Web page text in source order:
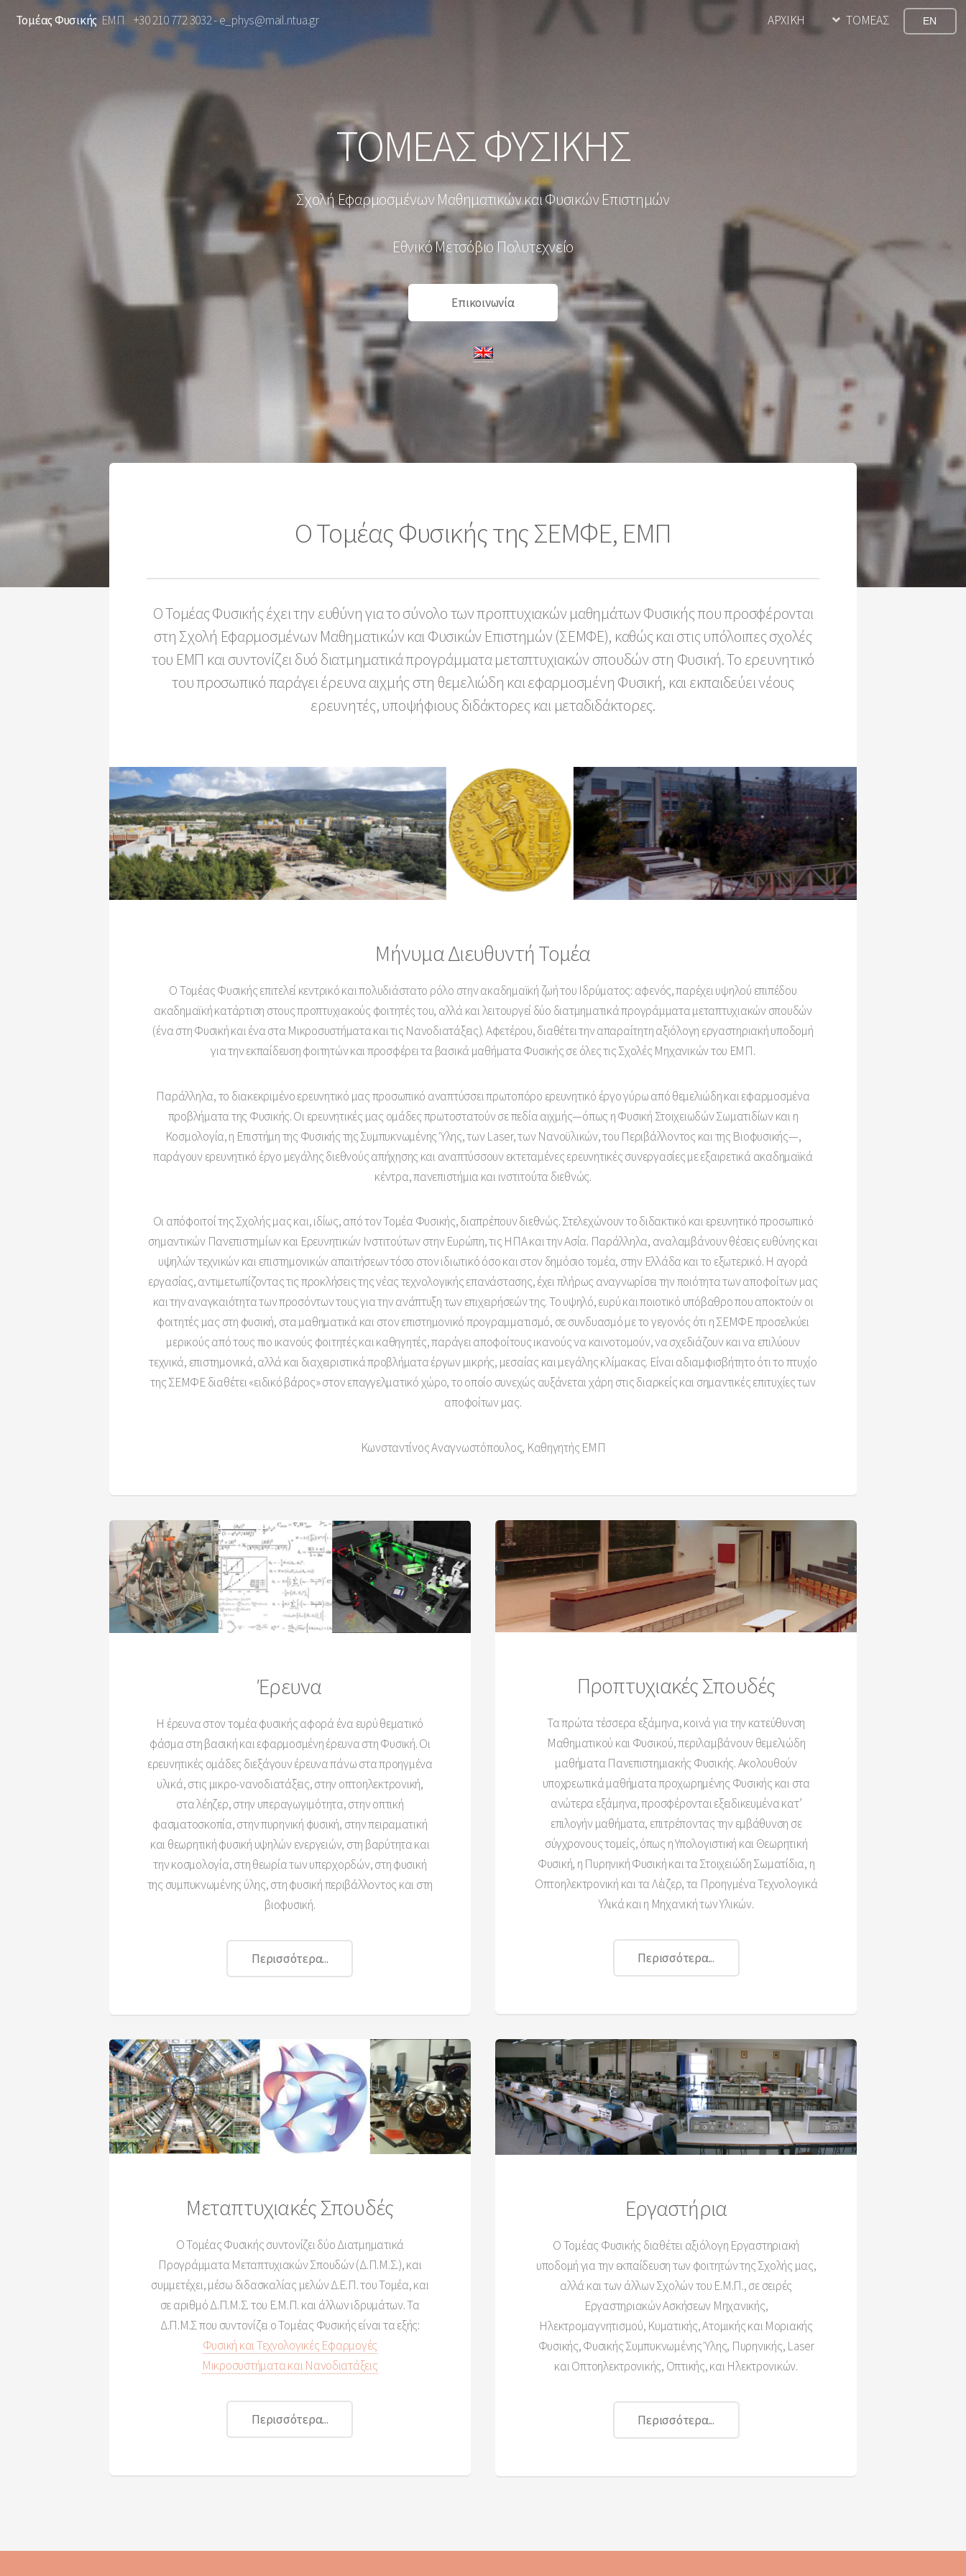
Τομέας ΦυσικήςΕΜΠ +30 210 772 3032 - e_phys@mail.ntua.gr ΑΡΧΙΚΗ ΤΟΜΕΑΣ EN
ΤΟΜΕΑΣ ΦΥΣΙΚΗΣ
Σχολή Εφαρμοσμένων Μαθηματικών και Φυσικών Επιστημών
Εθνικό Μετσόβιο Πολυτεχνείο
Επικοινωνία
Ο Τομέας Φυσικής της ΣΕΜΦΕ, ΕΜΠ
Ο Τομέας Φυσικής έχει την ευθύνη για το σύνολο των προπτυχιακών μαθημάτων Φυσικής που προσφέρονται
στη Σχολή Εφαρμοσμένων Μαθηματικών και Φυσικών Επιστημών (ΣΕΜΦΕ), καθώς και στις υπόλοιπες σχολές
του ΕΜΠ και συντονίζει δυό διατμηματικά προγράμματα μεταπτυχιακών σπουδών στη Φυσική. Το ερευνητικό
του προσωπικό παράγει έρευνα αιχμής στη θεμελιώδη και εφαρμοσμένη Φυσική, και εκπαιδεύει νέους
ερευνητές, υποψήφιους διδάκτορες και μεταδιδάκτορες.
Μήνυμα Διευθυντή Τομέα
Ο Τομέας Φυσικής επιτελεί κεντρικό και πολυδιάστατο ρόλο στην ακαδημαϊκή ζωή του Ιδρύματος: αφενός, παρέχει υψηλού επιπέδου
ακαδημαϊκή κατάρτιση στους προπτυχιακούς φοιτητές του, αλλά και λειτουργεί δύο διατμηματικά προγράμματα μεταπτυχιακών σπουδών
(ένα στη Φυσική και ένα στα Μικροσυστήματα και τις Νανοδιατάξεις). Αφετέρου, διαθέτει την απαραίτητη αξιόλογη εργαστηριακή υποδομή
για την εκπαίδευση φοιτητών και προσφέρει τα βασικά μαθήματα Φυσικής σε όλες τις Σχολές Μηχανικών του ΕΜΠ.
Παράλληλα, το διακεκριμένο ερευνητικό μας προσωπικό αναπτύσσει πρωτοπόρο ερευνητικό έργο γύρω από θεμελιώδη και εφαρμοσμένα
προβλήματα της Φυσικής. Οι ερευνητικές μας ομάδες πρωτοστατούν σε πεδία αιχμής—όπως η Φυσική Στοιχειωδών Σωματιδίων και η
Κοσμολογία, η Επιστήμη της Φυσικής της Συμπυκνωμένης Ύλης, των Laser, των Νανοϋλικών, του Περιβάλλοντος και της Βιοφυσικής—,
παράγουν ερευνητικό έργο μεγάλης διεθνούς απήχησης και αναπτύσσουν εκτεταμένες ερευνητικές συνεργασίες με εξαιρετικά ακαδημαϊκά
κέντρα, πανεπιστήμια και ινστιτούτα διεθνώς.
Οι απόφοιτοί της Σχολής μας και, ιδίως, από τον Τομέα Φυσικής, διαπρέπουν διεθνώς. Στελεχώνουν το διδακτικό και ερευνητικό προσωπικό
σημαντικών Πανεπιστημίων και Ερευνητικών Ινστιτούτων στην Ευρώπη, τις ΗΠΑ και την Ασία. Παράλληλα, αναλαμβάνουν θέσεις ευθύνης και
υψηλών τεχνικών και επιστημονικών απαιτήσεων τόσο στον ιδιωτικό όσο και στον δημόσιο τομέα, στην Ελλάδα και το εξωτερικό. Η αγορά
εργασίας, αντιμετωπίζοντας τις προκλήσεις της νέας τεχνολογικής επανάστασης, έχει πλήρως αναγνωρίσει την ποιότητα των αποφοίτων μας
και την αναγκαιότητα των προσόντων τους για την ανάπτυξη των επιχειρήσεών της. Το υψηλό, ευρύ και ποιοτικό υπόβαθρο που αποκτούν οι
φοιτητές μας στη φυσική, στα μαθηματικά και στον επιστημονικό προγραμματισμό, σε συνδυασμό με το γεγονός ότι η ΣΕΜΦΕ προσελκύει
μερικούς από τους πιο ικανούς φοιτητές και καθηγητές, παράγει αποφοίτους ικανούς να καινοτομούν, να σχεδιάζουν και να επιλύουν
τεχνικά, επιστημονικά, αλλά και διαχειριστικά προβλήματα έργων μικρής, μεσαίας και μεγάλης κλίμακας. Είναι αδιαμφισβήτητο ότι το πτυχίο
της ΣΕΜΦΕ διαθέτει «ειδικό βάρος» στον επαγγελματικό χώρο, το οποίο συνεχώς αυξάνεται χάρη στις διαρκείς και σημαντικές επιτυχίες των
αποφοίτων μας.
Κωνσταντίνος Αναγνωστόπουλος, Καθηγητής ΕΜΠ
Έρευνα
Η έρευνα στον τομέα φυσικής αφορά ένα ευρύ θεματικό
φάσμα στη βασική και εφαρμοσμένη έρευνα στη Φυσική. Οι
ερευνητικές ομάδες διεξάγουν έρευνα πάνω στα προηγμένα
υλικά, στις μικρο-νανοδιατάξεις, στην οπτοηλεκτρονική,
στα λέηζερ, στην υπεραγωγιμότητα, στην οπτική
φασματοσκοπία, στην πυρηνική φυσική, στην πειραματική
και θεωρητική φυσική υψηλών ενεργειών, στη βαρύτητα και
την κοσμολογία, στη θεωρία των υπερχορδών, στη φυσική
της συμπυκνωμένης ύλης, στη φυσική περιβάλλοντος και στη
βιοφυσική.
Περισσότερα...
Προπτυχιακές Σπουδές
Τα πρώτα τέσσερα εξάμηνα, κοινά για την κατεύθυνση
Μαθηματικού και Φυσικού, περιλαμβάνουν θεμελιώδη
μαθήματα Πανεπιστημιακής Φυσικής. Ακολουθούν
υποχρεωτικά μαθήματα προχωρημένης Φυσικής και στα
ανώτερα εξάμηνα, προσφέρονται εξειδικευμένα κατ’
επιλογήν μαθήματα, επιτρέποντας την εμβάθυνση σε
σύγχρονους τομείς, όπως η Υπολογιστική και Θεωρητική
Φυσική, η Πυρηνική Φυσική και τα Στοιχειώδη Σωματίδια, η
Οπτοηλεκτρονική και τα Λέιζερ, τα Προηγμένα Τεχνολογικά
Υλικά και η Μηχανική των Υλικών.
Περισσότερα...
Μεταπτυχιακές Σπουδές
Ο Τομέας Φυσικής συντονίζει δύο Διατμηματικά
Προγράμματα Μεταπτυχιακών Σπουδών (Δ.Π.Μ.Σ.), και
συμμετέχει, μέσω διδασκαλίας μελών Δ.Ε.Π. του Τομέα, και
σε αριθμό Δ.Π.Μ.Σ. του Ε.Μ.Π. και άλλων ιδρυμάτων. Τα
Δ.Π.Μ.Σ που συντονίζει ο Τομέας Φυσικής είναι τα εξής:
Φυσική και Τεχνολογικές Εφαρμογές
Μικροσυστήματα και Νανοδιατάξεις
Περισσότερα...
Εργαστήρια
O Τομέας Φυσικής διαθέτει αξιόλογη Εργαστηριακή
υποδομή για την εκπαίδευση των φοιτητών της Σχολής μας,
αλλά και των άλλων Σχολών του Ε.Μ.Π., σε σειρές
Εργαστηριακών Ασκήσεων Μηχανικής,
Ηλεκτρομαγνητισμού, Κυματικής, Ατομικής και Μοριακής
Φυσικής, Φυσικής Συμπυκνωμένης Ύλης, Πυρηνικής, Laser
και Οπτοηλεκτρονικής, Οπτικής, και Ηλεκτρονικών.
Περισσότερα...